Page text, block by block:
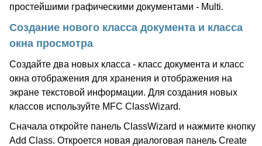
простейшими графическими документами - Multi.
Создание нового класса документа и класса
окна просмотра
Создайте два новых класса - класс документа и класс
окна отображения для хранения и отображения на
экране текстовой информации. Для создания новых
классов используйте MFC ClassWizard.
Сначала откройте панель ClassWizard и нажмите кнопку
Add Class. Откроется новая диалоговая панель Create